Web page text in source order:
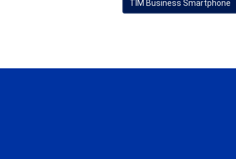
TIM Business Smartphone